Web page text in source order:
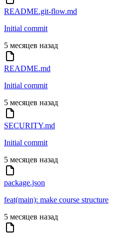
README.git-flow.md
Initial commit
5 месяцев назад
README.md
Initial commit
5 месяцев назад
SECURITY.md
Initial commit
5 месяцев назад
package.json
feat(main): make course structure
5 месяцев назад